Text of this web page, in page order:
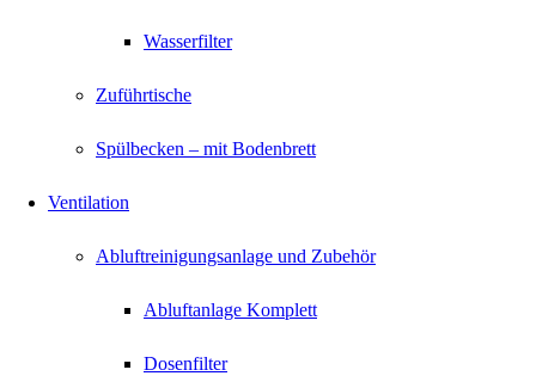
Wasserfilter
Zuführtische
Spülbecken – mit Bodenbrett
Ventilation
Abluftreinigungsanlage und Zubehör
Abluftanlage Komplett
Dosenfilter